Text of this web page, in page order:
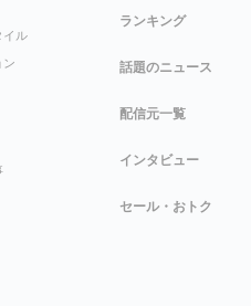
イル
ン
ランキング
話題のニュース
配信元一覧
インタビュー
セール・おトク